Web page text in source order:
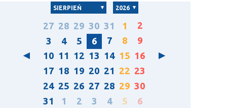
SIERPIEŃ 2026
27 28 29 30 31 1
2
3
4 5 6 7 8
9
10 11 12 13 14 15 16
17 18 19 20 21 22 23
24 25 26 27 28 29 30
31
1 2 3 4 5 6